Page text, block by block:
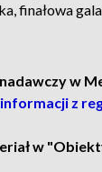
finałowa
w
z
w